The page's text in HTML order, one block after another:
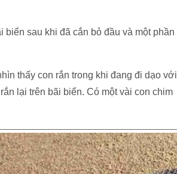
biển sau khi đã cắn bỏ đầu và một phần
thấy con rắn trong khi đang đi dạo với
lại trên bãi biển. Có một vài con chim